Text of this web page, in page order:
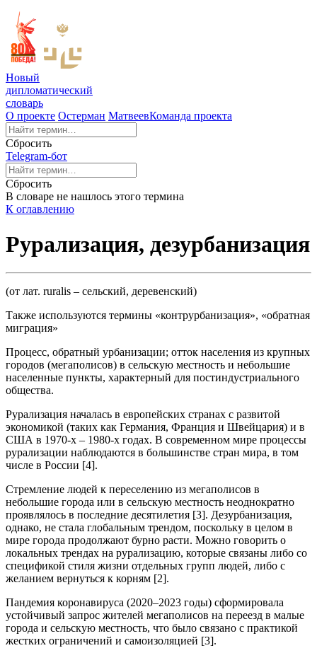
Новый
дипломатический
словарь
О проекте Остерман МатвеевКоманда проекта
Сбросить
Telegram-бот
Сбросить
В словаре не нашлось этого термина
К оглавлению
Рурализация, дезурбанизация
(от лат. ruralis – сельский, деревенский)
Также используются термины «контрурбанизация», «обратная
миграция»
Процесс, обратный урбанизации; отток населения из крупных
городов (мегаполисов) в сельскую местность и небольшие
населенные пункты, характерный для постиндустриального
общества.
Рурализация началась в европейских странах с развитой
экономикой (таких как Германия, Франция и Швейцария) и в
США в 1970-х – 1980-х годах. В современном мире процессы
рурализации наблюдаются в большинстве стран мира, в том
числе в России [4].
Стремление людей к переселению из мегаполисов в
небольшие города или в сельскую местность неоднократно
проявлялось в последние десятилетия [3]. Дезурбанизация,
однако, не стала глобальным трендом, поскольку в целом в
мире города продолжают бурно расти. Можно говорить о
локальных трендах на рурализацию, которые связаны либо со
спецификой стиля жизни отдельных групп людей, либо с
желанием вернуться к корням [2].
Пандемия коронавируса (2020–2023 годы) сформировала
устойчивый запрос жителей мегаполисов на переезд в малые
города и сельскую местность, что было связано с практикой
жестких ограничений и самоизоляцией [3].